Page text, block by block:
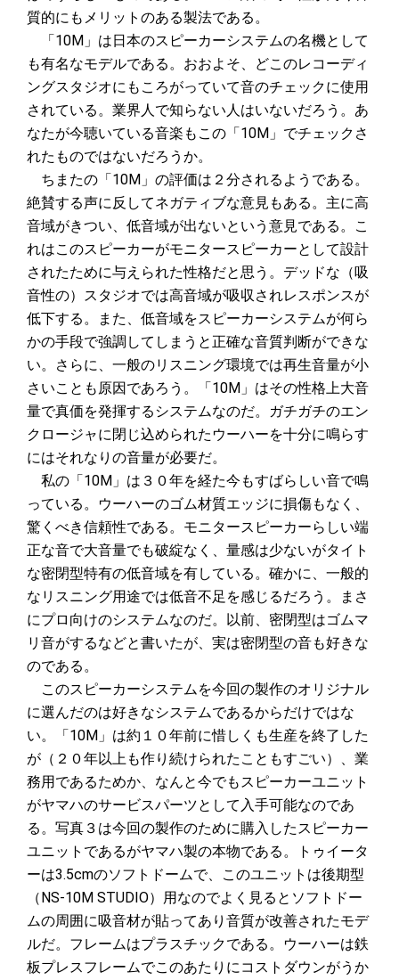
質的にもメリットのある製法である。
「10M」は日本のスピーカーシステムの名機として
も有名なモデルである。おおよそ、どこのレコーディ
ングスタジオにもころがっていて音のチェックに使用
されている。業界人で知らない人はいないだろう。あ
なたが今聴いている音楽もこの「10M」でチェックさ
れたものではないだろうか。
ちまたの「10M」の評価は２分されるようである。
絶賛する声に反してネガティブな意見もある。主に高
音域がきつい、低音域が出ないという意見である。こ
れはこのスピーカーがモニタースピーカーとして設計
されたために与えられた性格だと思う。デッドな（吸
音性の）スタジオでは高音域が吸収されレスポンスが
低下する。また、低音域をスピーカーシステムが何ら
かの手段で強調してしまうと正確な音質判断ができな
い。さらに、一般のリスニング環境では再生音量が小
さいことも原因であろう。「10M」はその性格上大音
量で真価を発揮するシステムなのだ。ガチガチのエン
クロージャに閉じ込められたウーハーを十分に鳴らす
にはそれなりの音量が必要だ。
私の「10M」は３０年を経た今もすばらしい音で鳴
っている。ウーハーのゴム材質エッジに損傷もなく、
驚くべき信頼性である。モニタースピーカーらしい端
正な音で大音量でも破綻なく、量感は少ないがタイト
な密閉型特有の低音域を有している。確かに、一般的
なリスニング用途では低音不足を感じるだろう。まさ
にプロ向けのシステムなのだ。以前、密閉型はゴムマ
リ音がするなどと書いたが、実は密閉型の音も好きな
のである。
このスピーカーシステムを今回の製作のオリジナル
に選んだのは好きなシステムであるからだけではな
い。「10M」は約１０年前に惜しくも生産を終了した
が（２０年以上も作り続けられたこともすごい）、業
務用であるためか、なんと今でもスピーカーユニット
がヤマハのサービスパーツとして入手可能なのであ
る。写真３は今回の製作のために購入したスピーカー
ユニットであるがヤマハ製の本物である。トゥイータ
ーは3.5cmのソフトドームで、このユニットは後期型
（NS-10M STUDIO）用なのでよく見るとソフトドー
ムの周囲に吸音材が貼ってあり音質が改善されたモデ
ルだ。フレームはプラスチックである。ウーハーは鉄
板プレスフレームでこのあたりにコストダウンがうか